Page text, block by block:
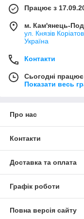
Низький витрата
Модернізована
забезпечує
режим в
Невеликі
Доступна ціна.
Працює з
м. Кам'янець-
ул. Князів
Україна
Контакти
Сьогодні
Показати весь
Про нас
Контакти
Доставка та оплата
Графік роботи
Повна версія сайту